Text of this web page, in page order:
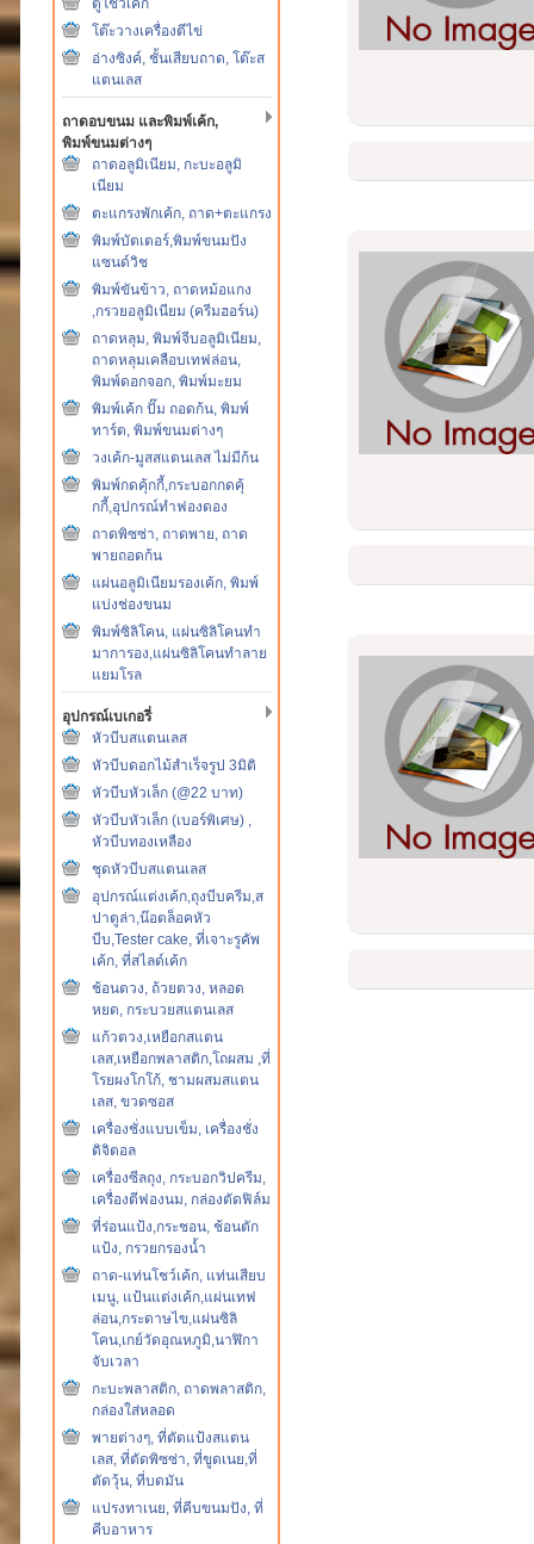
ตู้โชว์เค้ก
โต๊ะวางเครื่องตีไข่
อ่างซิงค์, ชั้นเสียบถาด, โต๊ะส
แตนเลส
ถาดอบขนม และพิมพ์เค้ก,
พิมพ์ขนมต่างๆ
ถาดอลูมิเนียม, กะบะอลูมิ
เนียม
ตะแกรงพักเค้ก, ถาด+ตะแกรง
พิมพ์บัตเตอร์,พิมพ์ขนมปัง
แซนด์วิช
พิมพ์ขันข้าว, ถาดหม้อแกง
,กรวยอลูมิเนียม (ครีมฮอร์น)
ถาดหลุม, พิมพ์จีบอลูมิเนียม,
ถาดหลุมเคลือบเทฟล่อน,
พิมพ์ดอกจอก, พิมพ์มะยม
พิมพ์เค้ก ปั๊ม ถอดก้น, พิมพ์
ทาร์ต, พิมพ์ขนมต่างๆ
วงเค้ก-มูสสแตนเลส ไม่มีก้น
พิมพ์กดคุ้กกี้,กระบอกกดคุ้
กกี้,อุปกรณ์ทำฟองดอง
ถาดพิซซ่า, ถาดพาย, ถาด
พายถอดก้น
แผ่นอลูมิเนียมรองเค้ก, พิมพ์
แบ่งช่องขนม
พิมพ์ซิลิโคน, แผ่นซิลิโคนทำ
มาการอง,แผ่นซิลิโคนทำลาย
แยมโรล
อุปกรณ์เบเกอรี่
หัวบีบสแตนเลส
หัวบีบดอกไม้สำเร็จรูป 3มิติ
หัวบีบหัวเล็ก (@22 บาท)
หัวบีบหัวเล็ก (เบอร์พิเศษ) ,
หัวบีบทองเหลือง
ชุดหัวบีบสแตนเลส
อุปกรณ์แต่งเค้ก,ถุงบีบครีม,ส
ปาตูล่า,น๊อตล็อคหัว
บีบ,Tester cake, ที่เจาะรูคัพ
เค้ก, ที่สไลด์เค้ก
ช้อนตวง, ถ้วยตวง, หลอด
หยด, กระบวยสแตนเลส
แก้วตวง,เหยือกสแตน
เลส,เหยือกพลาสติก,โถผสม ,ที่
โรยผงโกโก้, ชามผสมสแตน
เลส, ขวดซอส
เครื่องชั่งแบบเข็ม, เครื่องชั่ง
ดิจิตอล
เครื่องซีลถุง, กระบอกวิปครีม,
เครื่องตีฟองนม, กล่องตัดฟิล์ม
ที่ร่อนแป้ง,กระชอน, ช้อนตัก
แป้ง, กรวยกรองน้ำ
ถาด-แท่นโชว์เค้ก, แท่นเสียบ
เมนู, แป้นแต่งเค้ก,แผ่นเทฟ
ล่อน,กระดาษไข,แผ่นซิลิ
โคน,เกย์วัดอุณหภูมิ,นาฬิกา
จับเวลา
กะบะพลาสติก, ถาดพลาสติก,
กล่องใส่หลอด
พายต่างๆ, ที่ตัดแป้งสแตน
เลส, ที่ตัดพิซซ่า, ที่ขูดเนย,ที่
ตัดวุ้น, ที่บดมัน
แปรงทาเนย, ที่คีบขนมปัง, ที่
คีบอาหาร